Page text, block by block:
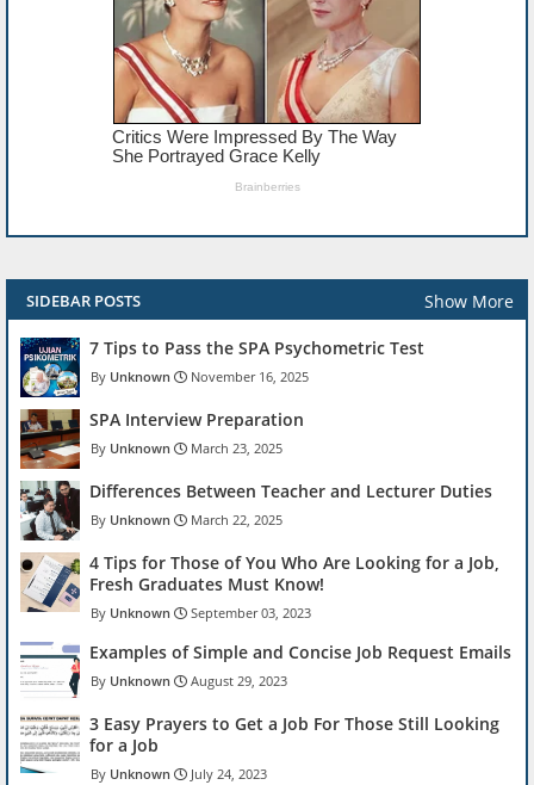
SIDEBAR POSTS Show More
7 Tips to Pass the SPA Psychometric Test
Unknown November 16, 2025
SPA Interview Preparation
Unknown March 23, 2025
Differences Between Teacher and Lecturer Duties
Unknown March 22, 2025
4 Tips for Those of You Who Are Looking for a Job,
Fresh Graduates Must Know!
Unknown September 03, 2023
Examples of Simple and Concise Job Request Emails
Unknown August 29, 2023
3 Easy Prayers to Get a Job For Those Still Looking
for a Job
Unknown July 24, 2023